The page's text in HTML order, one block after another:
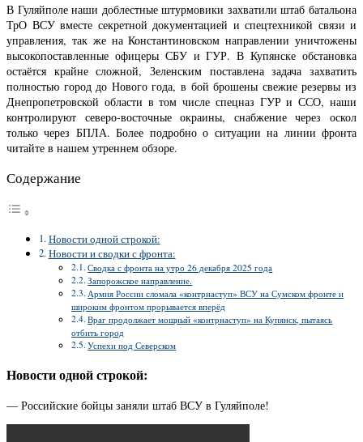
В Гуляйполе наши доблестные штурмовики захватили штаб батальона
ТрО ВСУ вместе секретной документацией и спецтехникой связи и
управления, так же на Константиновском направлении уничтожены
высокопоставленные офицеры СБУ и ГУР. В Купянске обстановка
остаётся крайне сложной, Зеленским поставлена задача захватить
полностью город до Нового года, в бой брошены свежие резервы из
Днепропетровской области в том числе спецназ ГУР и ССО, наши
контролируют северо-восточные окраины, снабжение через оскол
только через БПЛА. Более подробно о ситуации на линии фронта
читайте в нашем утреннем обзоре.
Содержание
Новости одной строкой:
Новости и сводки с фронта:
Сводка с фронта на утро 26 декабря 2025 года
Запорожское направление.
Армия России сломала «контрнаступ» ВСУ на Сумском фронте и
широким фронтом прорывается вперёд
Враг продолжает мощный «контрнаступ» на Купянск, пытаясь
отбить город
Успехи под Северском
Новости одной строкой:
— Российские бойцы заняли штаб ВСУ в Гуляйполе!